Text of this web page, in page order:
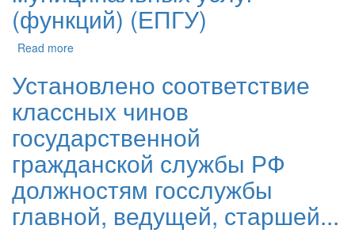
(функций) (ЕПГУ)
Read more
Установлено соответствие
классных чинов
государственной
гражданской службы РФ
должностям госслужбы
главной, ведущей, старшей...